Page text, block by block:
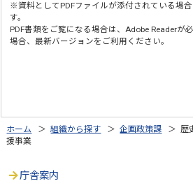
※資料としてPDFファイルが添付されている場
す。
PDF書類をご覧になる場合は、Adobe Readerが
場合、最新バージョンをご利用ください。
ホーム ＞組織から探す ＞企画政策課 ＞ 歴
援事業
庁舎案内